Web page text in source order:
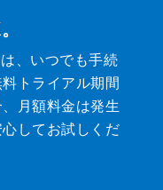
、いつでも手続
トライアル期間
月額料金は発生
してお試しくだ